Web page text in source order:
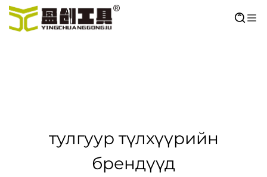
тулгуур түлхүүрийн
брендүүд